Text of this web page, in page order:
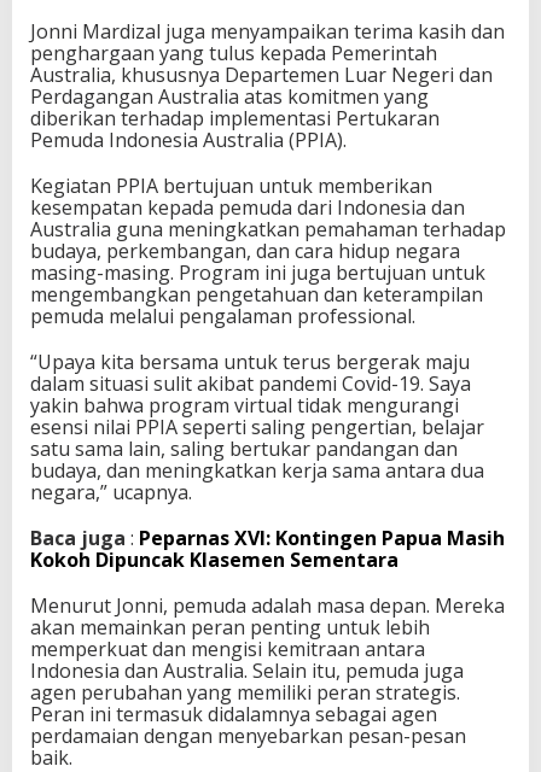
l
i
a
B
e
r
k
a
n
D
a
m
p
k
T
e
r
h
a
p
P
m
b
a
n
g
u
n
Jonni Mardizal juga menyampaikan terima kasih dan
penghargaan yang tulus kepada Pemerintah
Australia, khususnya Departemen Luar Negeri dan
Perdagangan Australia atas komitmen yang
diberikan terhadap implementasi Pertukaran
Pemuda Indonesia Australia (PPIA).
Kegiatan PPIA bertujuan untuk memberikan
kesempatan kepada pemuda dari Indonesia dan
Australia guna meningkatkan pemahaman terhadap
budaya, perkembangan, dan cara hidup negara
masing-masing. Program ini juga bertujuan untuk
mengembangkan pengetahuan dan keterampilan
pemuda melalui pengalaman professional.
“Upaya kita bersama untuk terus bergerak maju
dalam situasi sulit akibat pandemi Covid-19. Saya
yakin bahwa program virtual tidak mengurangi
esensi nilai PPIA seperti saling pengertian, belajar
satu sama lain, saling bertukar pandangan dan
budaya, dan meningkatkan kerja sama antara dua
negara,” ucapnya.
Baca juga : Peparnas XVI: Kontingen Papua Masih
Kokoh Dipuncak Klasemen Sementara
Menurut Jonni, pemuda adalah masa depan. Mereka
akan memainkan peran penting untuk lebih
memperkuat dan mengisi kemitraan antara
Indonesia dan Australia. Selain itu, pemuda juga
agen perubahan yang memiliki peran strategis.
Peran ini termasuk didalamnya sebagai agen
perdamaian dengan menyebarkan pesan-pesan
baik.